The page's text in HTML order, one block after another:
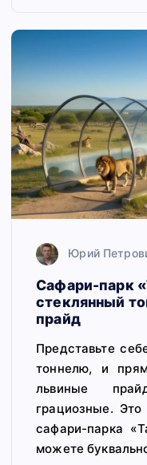
Юрий
Сафари-парк
стеклянный
прайд
Представьте
тоннелю, и
львиные
грациозные.
сафари-парка
можете